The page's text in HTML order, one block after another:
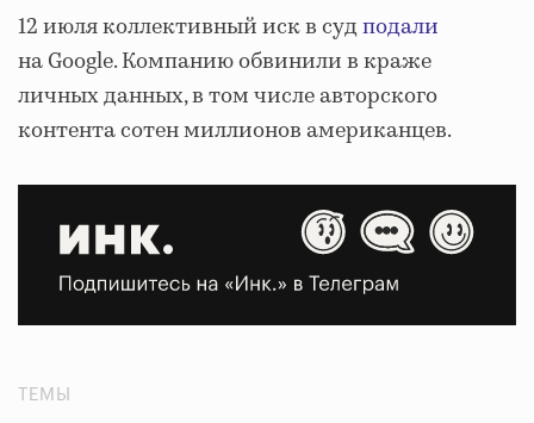
12 июля коллективный иск в судподали
на Google. Компанию обвинили в краже
личных данных, в том числе авторского
контента сотен миллионов американцев.
ТЕМЫ